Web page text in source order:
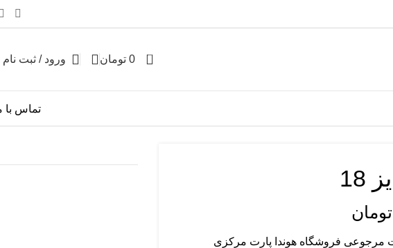
0
0 تومان ورود / ثبت نام
تماس با
تومان